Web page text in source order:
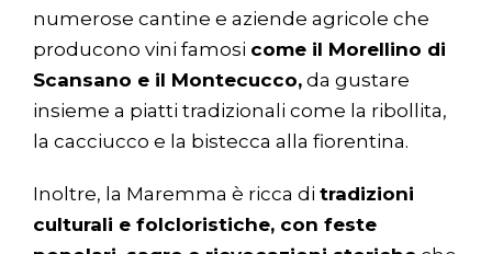
numerose cantine e aziende agricole che
producono vini famosi come il Morellino di
Scansano e il Montecucco, da gustare
insieme a piatti tradizionali come la ribollita,
la cacciucco e la bistecca alla fiorentina.
Inoltre, la Maremma è ricca di tradizioni
culturali e folcloristiche, con feste